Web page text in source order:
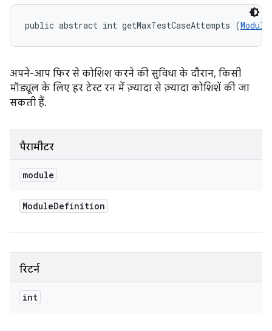
public abstract int getMaxTestCaseAttempts (
अपने-आप फिर से कोशिश करने की सुविधा के दौरान, किसी
मॉड्यूल के लिए हर टेस्ट रन में ज़्यादा से ज़्यादा कोशिशें की जा
सकती हैं.
पैरामीटर
module
ModuleDefinition
रिटर्न
int